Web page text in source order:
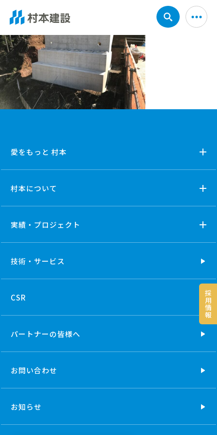
採
用
情
報
愛をもっと 村本
村本について
実績・プロジェクト
技術・ サービス
CSR
パートナーの皆様へ
お問い合わせ
お知らせ